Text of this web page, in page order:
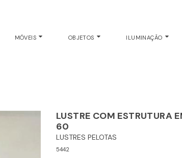
MÓVEIS OBJETOS ILUMINAÇÃO
LUSTRE COM ESTRUTURA
60
LUSTRES PELOTAS
5442